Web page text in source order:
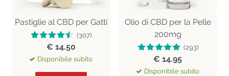
Pastiglie al CBD per Gatti
(307)
€ 14.50
Disponibile subito
Olio di CBD per la Pelle
200mg
(293)
€ 14.95
Disponibile subito